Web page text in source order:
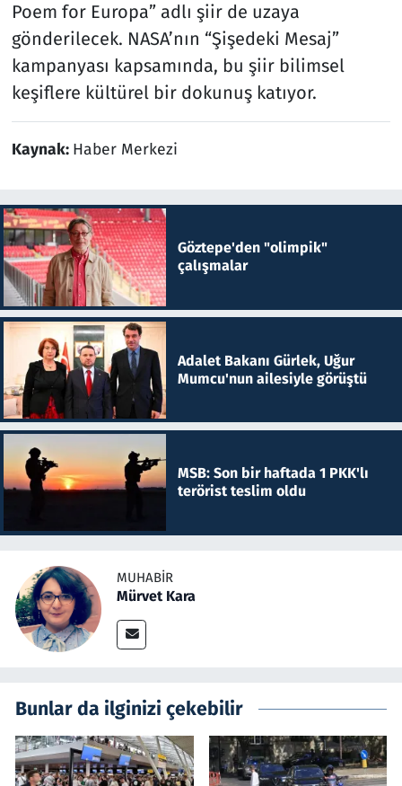
Poem for Europa” adlı şiir de uzaya
gönderilecek. NASA’nın “Şişedeki Mesaj”
kampanyası kapsamında, bu şiir bilimsel
keşiflere kültürel bir dokunuş katıyor.
Kaynak: Haber Merkezi
Göztepe'den "olimpik"
çalışmalar
Adalet Bakanı Gürlek, Uğur
Mumcu'nun ailesiyle görüştü
MSB: Son bir haftada 1 PKK'lı
terörist teslim oldu
MUHABIR
Mürvet Kara
Bunlar da ilginizi çekebilir